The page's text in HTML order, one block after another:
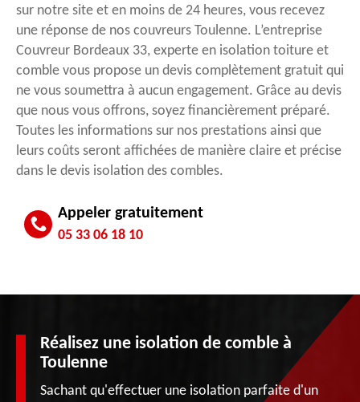
sur notre site et en moins de 24 heures, vous recevez
une réponse de nos couvreurs Toulenne. L’entreprise
Couvreur Bordeaux 33, experte en isolation toiture et
comble vous propose un devis complètement gratuit qui
ne vous soumettra à aucun engagement. Grâce au devis
que nous vous offrons, soyez financièrement préparé.
Toutes les informations sur nos prestations ainsi que
leurs coûts seront affichées de manière claire et précise
dans le devis isolation des combles.
Appeler gratuitement
05 33 06 18 10
Réalisez une isolation de comble à
Toulenne
Sachant qu'effectuer une isolation parfaite d'un